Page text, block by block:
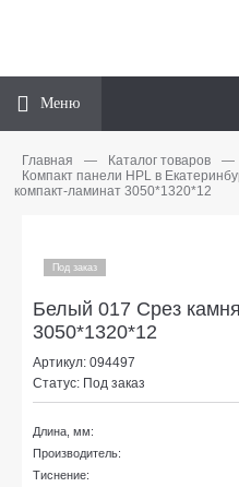
Меню
Главная — Каталог товаров —
Компакт панели HPL в
компакт-ламинат 3050*1320*12
Под заказ
Белый 017 Срез
3050*1320*12
Артикул: 094497
Статус: Под заказ
Длина, мм:
Производитель:
Тиснение: